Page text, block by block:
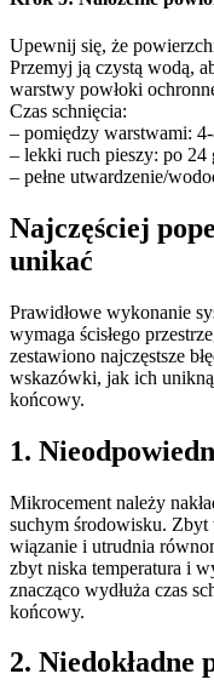
Upewnij się, że
Przemyj ją czystą wodą,
warstwy powłoki
Czas schnięcia:
– pomiędzy warstwami:
– lekki ruch pieszy: po 24
– pełne utwardzenie/
Najczęściej
unikać
Prawidłowe wykonanie
wymaga ścisłego
zestawiono najczęstsze
wskazówki, jak ich
końcowy.
1.
Mikrocement należy
suchym środowisku. Zbyt
wiązanie i utrudnia
zbyt niska temperatura i
znacząco wydłuża czas
końcowy.
2. Niedokładne